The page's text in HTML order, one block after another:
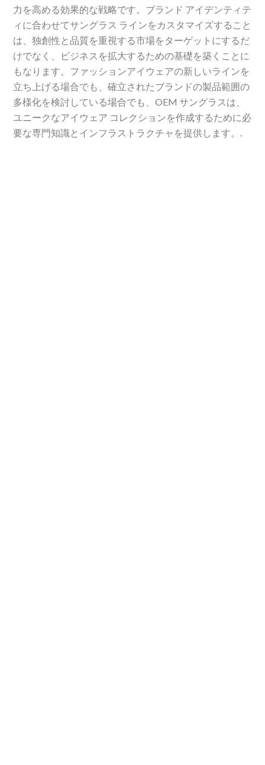
力を高める効果的な戦略です。ブランド アイデンティテ
ィに合わせてサングラス ラインをカスタマイズすること
は、独創性と品質を重視する市場をターゲットにするだ
けでなく、ビジネスを拡大するための基礎を築くことに
もなります。ファッションアイウェアの新しいラインを
立ち上げる場合でも、確立されたブランドの製品範囲の
多様化を検討している場合でも、OEM サングラスは、
ユニークなアイウェア コレクションを作成するために必
要な専門知識とインフラストラクチャを提供します。.